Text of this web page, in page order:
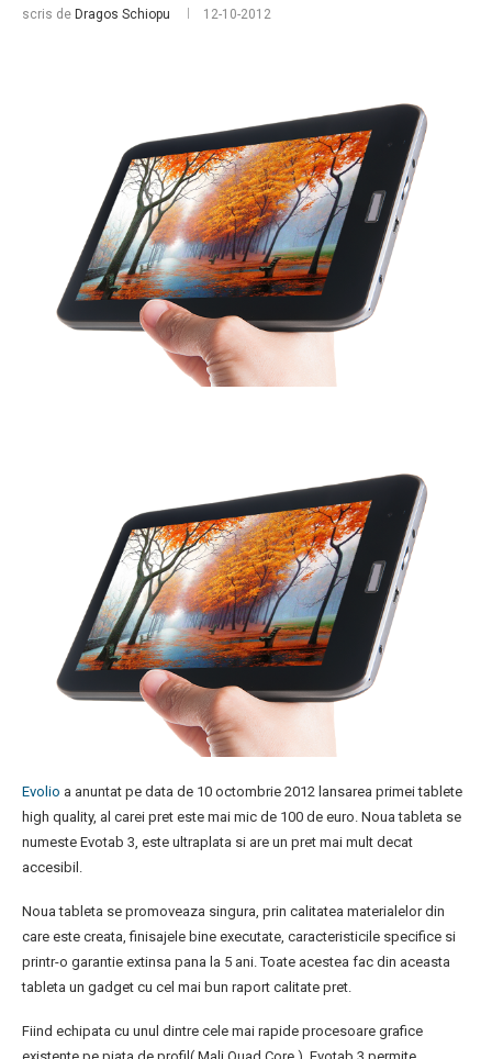
scris de Dragos Schiopu 12-10-2012
Evolio a anuntat pe data de 10 octombrie 2012 lansarea primei tablete
high quality, al carei pret este mai mic de 100 de euro. Noua tableta se
numeste Evotab 3, este ultraplata si are un pret mai mult decat
accesibil.
Noua tableta se promoveaza singura, prin calitatea materialelor din
care este creata, finisajele bine executate, caracteristicile specifice si
printr-o garantie extinsa pana la 5 ani. Toate acestea fac din aceasta
tableta un gadget cu cel mai bun raport calitate pret.
Fiind echipata cu unul dintre cele mai rapide procesoare grafice